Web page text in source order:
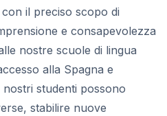
il preciso scopo di
e consapevolezza
nostre scuole di lingua
alla Spagna e
studenti possono
stabilire nuove